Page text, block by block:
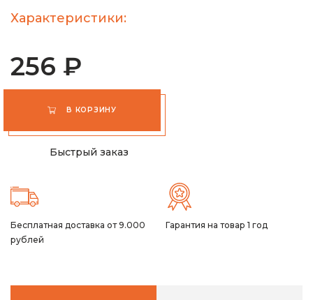
Характеристики:
256 ₽
В КОРЗИНУ
Быстрый заказ
Бесплатная доставка от 9.000
рублей
Гарантия на товар 1 год